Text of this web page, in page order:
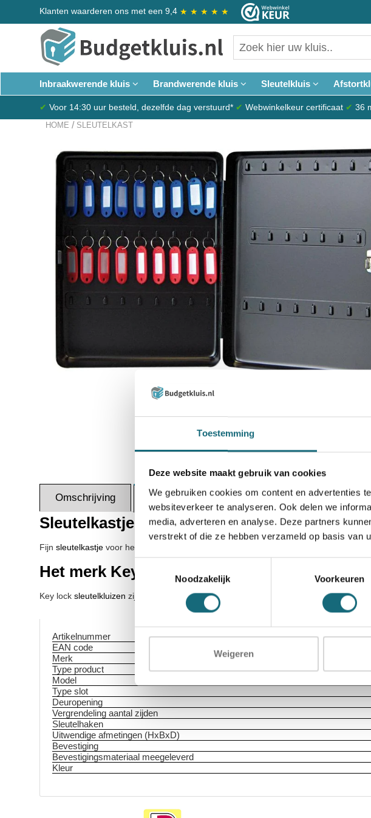
Toestemming
Deze website maakt gebruik van cookies
We gebruiken cookies om content en advertenties
websiteverkeer te analyseren. Ook delen we
media, adverteren en analyse. Deze partners
verstrekt of die ze hebben verzameld op basis van
Noodzakelijk
Voorkeuren
Weigeren
Klanten waarderen ons met een 9,4 ★ ★ ★ ★ ★
Inbraakwerende kluis Brandwerende kluis Sleutelkluis
✔ Voor 14:30 uur besteld, dezelfde dag verstuurd* ✔ Webwinkelkeur certificaat ✔ 36
HOME / SLEUTELKAST
Omschrijving Specificaties Levering & Retour
Sleutelkastje voor het opbergen van sleutels
Fijn sleutelkastje voor het veilig opbergen van uw sleutels. Geleverd met
Het merk Key lock
Key lock sleutelkluizen zijn degelijk gebouwd en
Artikelnummer
EAN code
Merk
Type product
Model
Type slot
Deuropening
Vergrendeling aantal zijden
Sleutelhaken
Uitwendige afmetingen (HxBxD)
Bevestiging
Bevestigingsmateriaal meegeleverd
Kleur